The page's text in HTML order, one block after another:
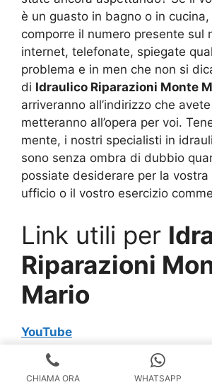
è un guasto in bagno o in
comporre il numero presente sul
internet, telefonate, spiegate
problema e in men che non si
di Idraulico Riparazioni Monte
arriveranno all’indirizzo che
metteranno all’opera per voi.
mente, i nostri specialisti in
sono senza ombra di dubbio
possiate desiderare per la
ufficio o il vostro esercizio
Link utili per
Riparazioni
Mario
YouTube
Wikipedia
Idraulico Roma – Pronto
CHIAMA ORA WHATSAPP